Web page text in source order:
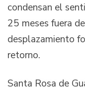
condensan el
25 meses fuera
desplazamiento
retorno.
Santa Rosa de